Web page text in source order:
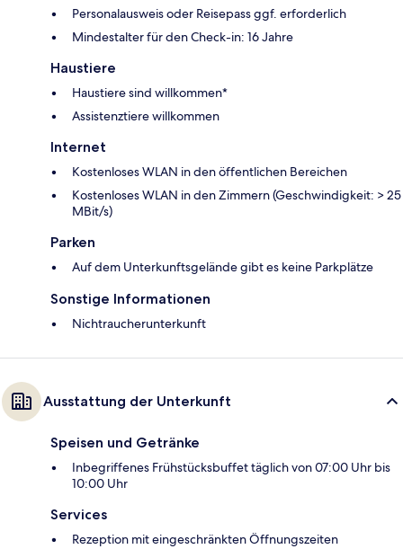
Personalausweis oder Reisepass ggf. erforderlich
Mindestalter für den Check-in: 16 Jahre
Haustiere
Haustiere sind willkommen*
Assistenztiere willkommen
Internet
Kostenloses WLAN in den öffentlichen Bereichen
Kostenloses WLAN in den Zimmern (Geschwindigkeit: > 25
MBit/s)
Parken
Auf dem Unterkunftsgelände gibt es keine Parkplätze
Sonstige Informationen
Nichtraucherunterkunft
Ausstattung der Unterkunft
Speisen und Getränke
Inbegriffenes Frühstücksbuffet täglich von 07:00 Uhr bis
10:00 Uhr
Services
Rezeption mit eingeschränkten Öffnungszeiten